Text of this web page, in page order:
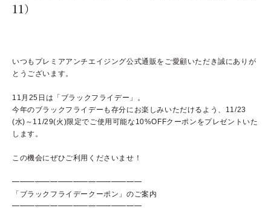
オールインワン
スペシャルケア
商品の使い方
ブランドコンセプト
11）
いつもプレミアアンチエイジング公式通販をご愛顧いただき誠にありが
とうございます。
11月25日は「ブラックフライデー」。
今年のブラックフライデーも存分にお楽しみいただけるよう、 11/23
(水)～11/29(火)限定でご使用可能な10%OFFクーポンをプレゼントいた
します。
この機会にぜひご利用くださいませ！
━━━━━━━━━━━━━━━━━
「ブラックフライデークーポン」のご案内
━━━━━━━━━━━━━━━━━